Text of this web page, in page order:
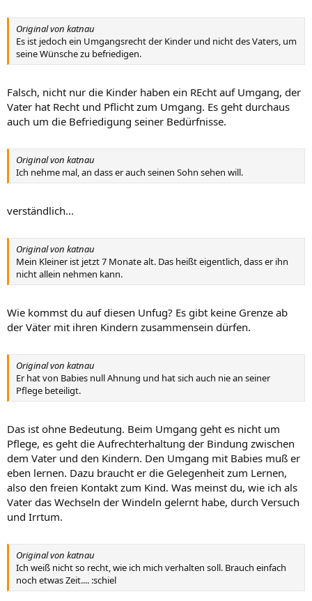
Original von katnau
Es ist jedoch ein Umgangsrecht der Kinder und nicht des Vaters, um
seine Wünsche zu befriedigen.
Falsch, nicht nur die Kinder haben ein REcht auf Umgang, der
Vater hat Recht und Pflicht zum Umgang. Es geht durchaus
auch um die Befriedigung seiner Bedürfnisse.
Original von katnau
Ich nehme mal, an dass er auch seinen Sohn sehen will.
verständlich...
Original von katnau
Mein Kleiner ist jetzt 7 Monate alt. Das heißt eigentlich, dass er ihn
nicht allein nehmen kann.
Wie kommst du auf diesen Unfug? Es gibt keine Grenze ab
der Väter mit ihren Kindern zusammensein dürfen.
Original von katnau
Er hat von Babies null Ahnung und hat sich auch nie an seiner
Pflege beteiligt.
Das ist ohne Bedeutung. Beim Umgang geht es nicht um
Pflege, es geht die Aufrechterhaltung der Bindung zwischen
dem Vater und den Kindern. Den Umgang mit Babies muß er
eben lernen. Dazu braucht er die Gelegenheit zum Lernen,
also den freien Kontakt zum Kind. Was meinst du, wie ich als
Vater das Wechseln der Windeln gelernt habe, durch Versuch
und Irrtum.
Original von katnau
Ich weiß nicht so recht, wie ich mich verhalten soll. Brauch einfach
noch etwas Zeit.... :schiel